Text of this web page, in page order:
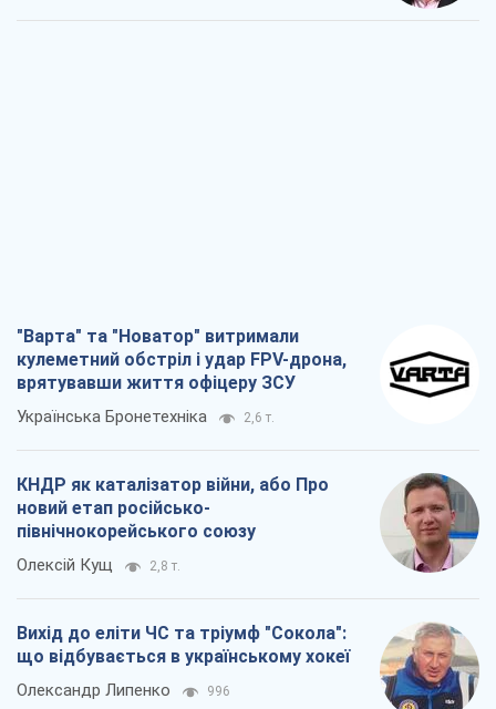
"Варта" та "Новатор" витримали
кулеметний обстріл і удар FPV-дрона,
врятувавши життя офіцеру ЗСУ
Українська Бронетехніка 2,6 т.
КНДР як каталізатор війни, або Про
новий етап російсько-
північнокорейського союзу
Олексій Кущ 2,8 т.
Вихід до еліти ЧС та тріумф "Сокола":
що відбувається в українському хокеї
Олександр Липенко 996